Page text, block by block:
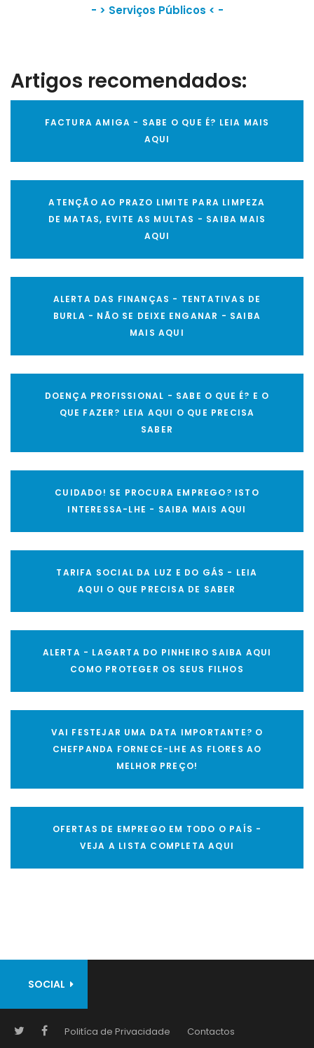
- > Serviços Públicos < -
Artigos recomendados:
FACTURA AMIGA - SABE O QUE É? LEIA MAIS
AQUI
ATENÇÃO AO PRAZO LIMITE PARA LIMPEZA
DE MATAS, EVITE AS MULTAS - SAIBA MAIS
AQUI
ALERTA DAS FINANÇAS - TENTATIVAS DE
BURLA - NÃO SE DEIXE ENGANAR - SAIBA
MAIS AQUI
DOENÇA PROFISSIONAL - SABE O QUE É? E O
QUE FAZER? LEIA AQUI O QUE PRECISA
SABER
CUIDADO! SE PROCURA EMPREGO? ISTO
INTERESSA-LHE - SAIBA MAIS AQUI
TARIFA SOCIAL DA LUZ E DO GÁS - LEIA
AQUI O QUE PRECISA DE SABER
ALERTA - LAGARTA DO PINHEIRO SAIBA AQUI
COMO PROTEGER OS SEUS FILHOS
VAI FESTEJAR UMA DATA IMPORTANTE? O
CHEFPANDA FORNECE-LHE AS FLORES AO
MELHOR PREÇO!
OFERTAS DE EMPREGO EM TODO O PAÍS -
VEJA A LISTA COMPLETA AQUI
SOCIAL
Politíca de Privacidade Contactos